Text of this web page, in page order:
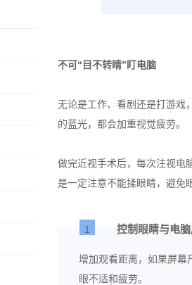
不可“目不转睛”盯电脑
无论是工作、看剧还是打游戏
的蓝光，都会加重视觉疲劳。
做完近视手术后，每次注视电
是一定注意不能揉眼睛，避免
1 控制眼睛与电
增加观看距离，如果屏幕
眼不适和疲劳。